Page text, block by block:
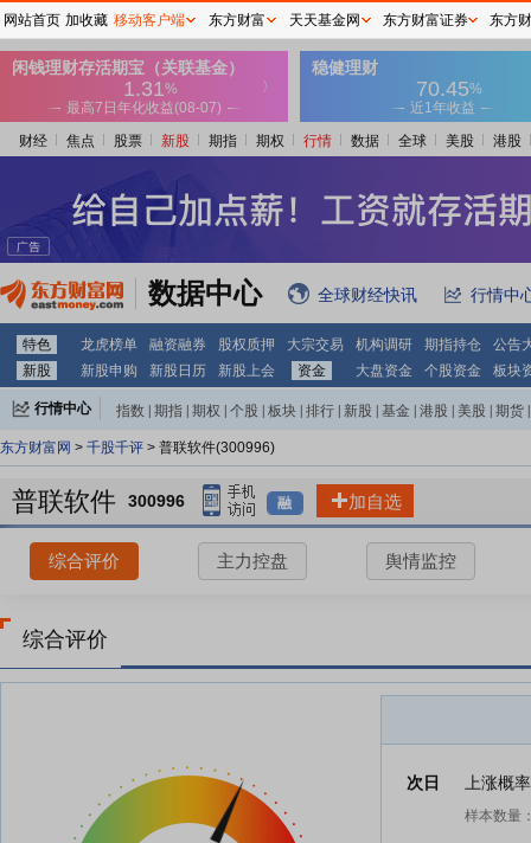
财经 焦点 股票 新股 期指 期权 行情 数据 全球 美股 港股
数据中心 全球财经快讯 行情中
特色 龙虎榜单 融资融券 股权质押 大宗交易 机构调研 期指持仓
公告
新股
新股申购 新股日历 新股上会 资金 大盘资金 个股资金 板块
行情中心 指数 期指 期权 个股 板块 排行 新股 基金 港股 美股 期货
东方财富网 > 千股千评 > 普联软件(300996)
普联软件 300996 融 加自选
综合评价 主力控盘 舆情监控
综合评价
次日 上涨概
样本数量
网站首页 加收藏 移动客户端 东方财富 天天基金网 东方财富证券 东方